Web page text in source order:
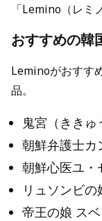
「Lemino（レミ
おすすめの韓
Leminoがおすす
品。
鬼宮（ききゅ
朝鮮弁護士カ
朝鮮心医ユ・
リュソンビの
帝王の娘 ス